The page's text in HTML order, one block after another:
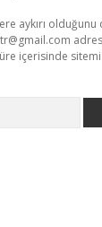
aykırı
içerisinde